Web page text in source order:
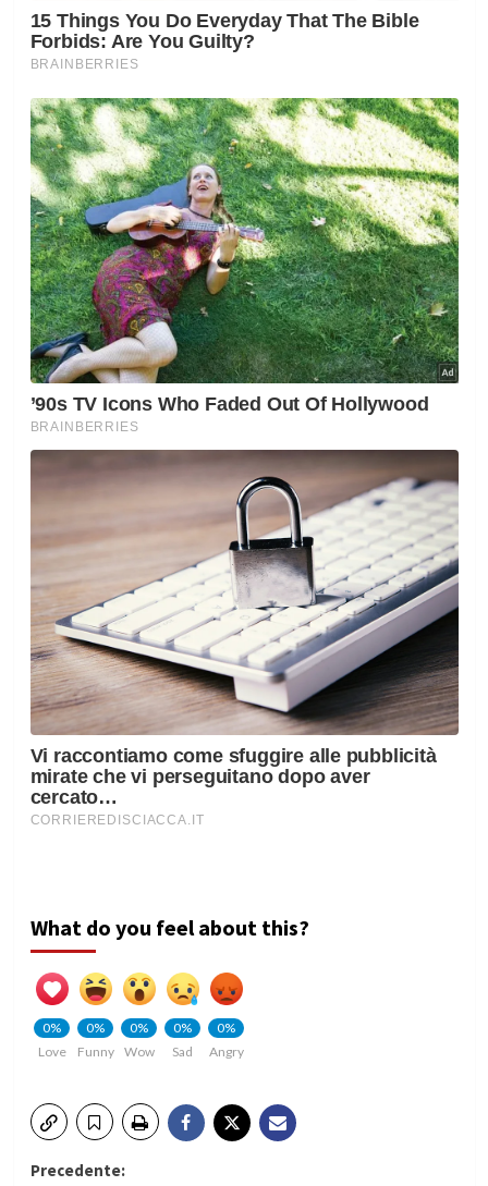
What do you feel about this?
0%
Love
0%
Funny
0%
Wow
0%
Sad
0%
Angry
Navigazione
Precedente: